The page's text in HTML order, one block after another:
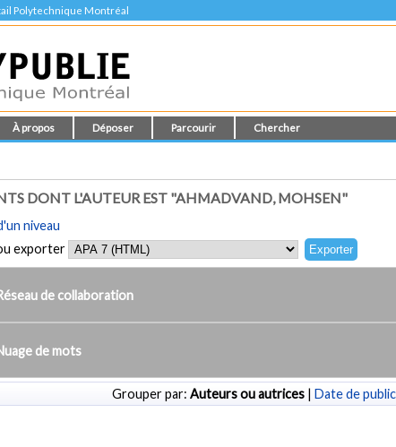
Polytechnique Montréal
À propos Déposer Parcourir Chercher
DONT L'AUTEUR EST "AHMADVAND, MOHSEN"
niveau
exporter
de collaboration
de mots
Grouper par: Auteurs ou autrices | Date de